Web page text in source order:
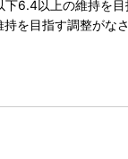
6.4以上の維持を目
を目指す調整がなさ